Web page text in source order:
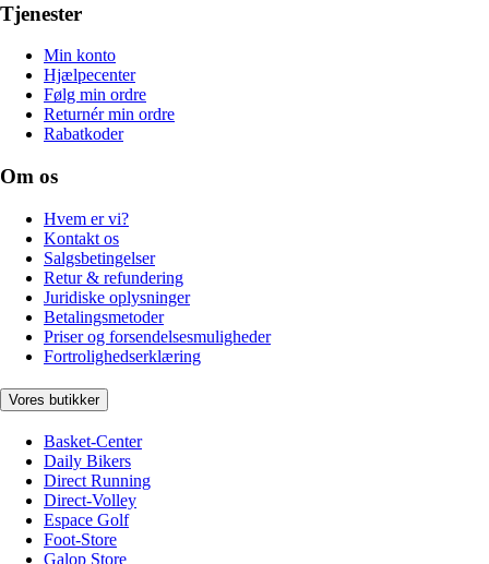
Tjenester
Min konto
Hjælpecenter
Følg min ordre
Returnér min ordre
Rabatkoder
Om os
Hvem er vi?
Kontakt os
Salgsbetingelser
Retur & refundering
Juridiske oplysninger
Betalingsmetoder
Priser og forsendelsesmuligheder
Fortrolighedserklæring
Vores butikker
Basket-Center
Daily Bikers
Direct Running
Direct-Volley
Espace Golf
Foot-Store
Galop Store